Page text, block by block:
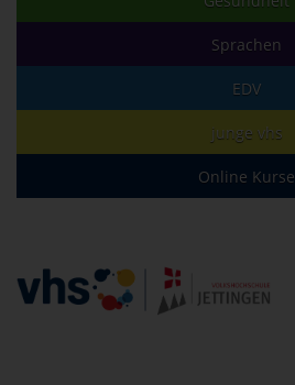
Sprachen
EDV
junge vhs
Online Kurse